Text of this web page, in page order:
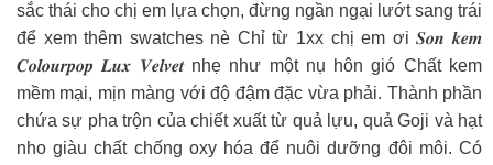
sắc thái cho chị em lựa chọn, đừng ngần ngại lướt sang trái
để xem thêm swatches nè Chỉ từ 1xx chị em ơi 𝑺𝒐𝒏 𝒌𝒆𝒎
𝑪𝒐𝒍𝒐𝒖𝒓𝒑𝒐𝒑 𝑳𝒖𝒙 𝑽𝒆𝒍𝒗𝒆𝒕 nhẹ như một nụ hôn gió Chất kem
mềm mại, mịn màng với độ đậm đặc vừa phải. Thành phần
chứa sự pha trộn của chiết xuất từ ​​quả lựu, quả Goji và hạt
nho giàu chất chống oxy hóa để nuôi dưỡng đôi môi. Có